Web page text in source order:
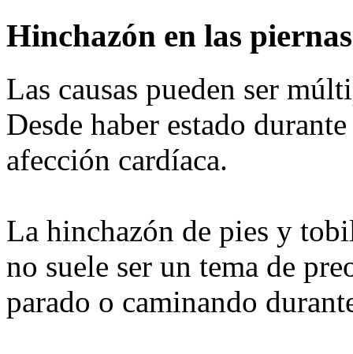
Hinchazón en las piernas
Las causas pueden ser
Desde haber estado
afección cardíaca.
La hinchazón de pies y
no suele ser un tema de
parado o caminando